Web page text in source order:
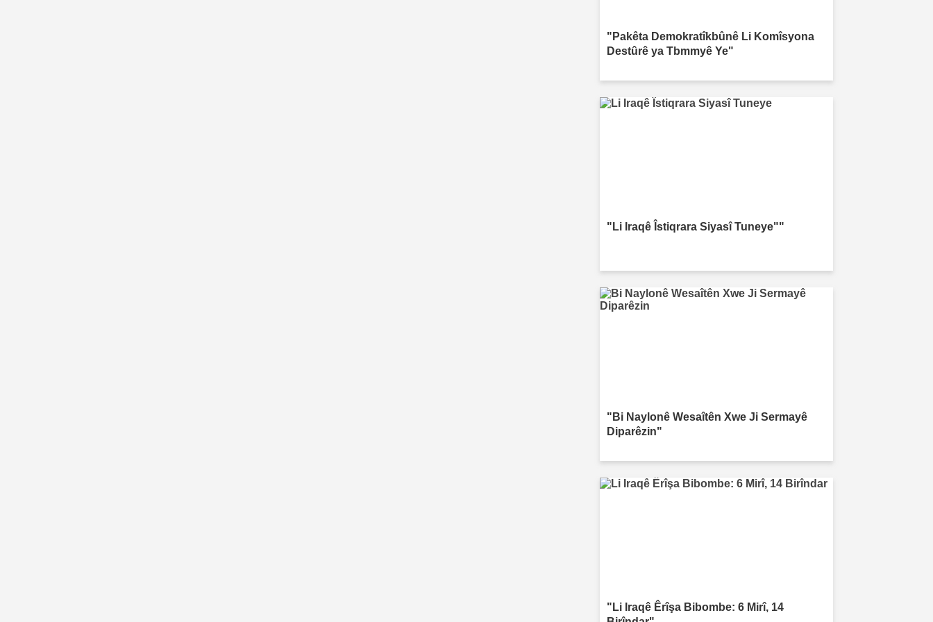
"Pakêta Demokratîkbûnê Li Komîsyona
Destûrê ya Tbmmyê Ye"
"Li Iraqê Îstiqrara Siyasî Tuneye""
"Bi Naylonê Wesaîtên Xwe Ji Sermayê
Diparêzin"
"Li Iraqê Êrîşa Bibombe: 6 Mirî, 14